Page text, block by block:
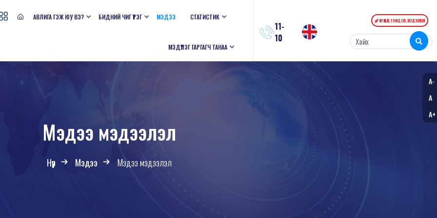
АВЛИГА ГЭЖ ЮУ ВЭ? БИДНИЙ ЧИГ ҮҮРЭГ МЭДЭЭ СТАТИСТИК
МЭДҮҮЛЭГ ГАРГАГЧ ТАНАА
11-
10
ӨРГӨДӨЛ, ГОМДОЛ, МЭДЭЭЛЭЛ
Мэдээ мэдээлэл
Нүүр Мэдээ Мэдээ мэдээлэл
A-
A
A+